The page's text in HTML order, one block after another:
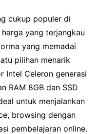
cukup populer di
yang terjangkau
yang memadai
pilihan menarik
Intel Celeron generasi
RAM 8GB dan SSD
untuk menjalankan
browsing dengan
pembelajaran online.